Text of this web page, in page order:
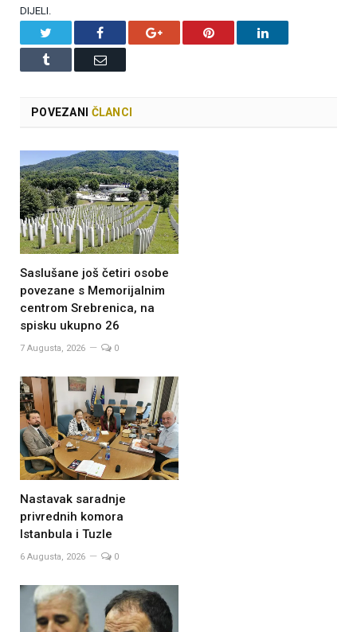
DIJELI.
Facebook Google+ Pinterest LinkedIn
Tumblr Email
POVEZANI ČLANCI
Saslušane još četiri osobe
povezane s Memorijalnim
centrom Srebrenica, na
spisku ukupno 26
7 Augusta, 2026 0
Nastavak saradnje
privrednih komora
Istanbula i Tuzle
6 Augusta, 2026 0